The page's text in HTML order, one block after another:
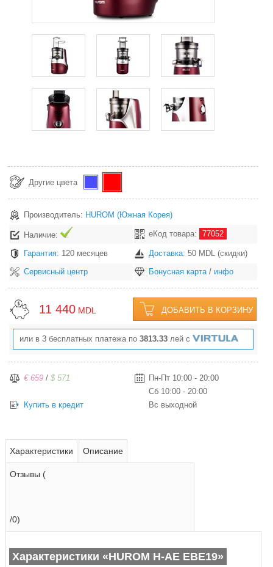
Другие цвета
Производитель: HUROM(Южная Корея)
Наличие: еКод товара: 77052
Гарантия: 120 месяцев Доставка:50 MDL (скидки)
Сервисный центр
Бонусная карта/ инфо
11 440 MDL ДОБАВИТЬ В КОРЗИНУ
или в 3 бесплатных платежа по3813.33 лей с
€ 659/$ 571
Купить в кредит
Пн-Пт 10:00 - 20:00
Сб 10:00 - 20:00
Вс выходной
Характеристики Описание
Отзывы (
/0)
Характеристики «HUROM H-AE EBE19»